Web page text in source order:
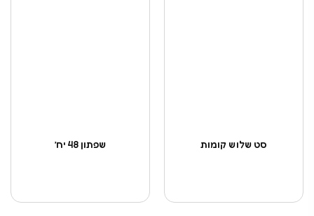
שפתון 48 יח’ סט שלוש קומות